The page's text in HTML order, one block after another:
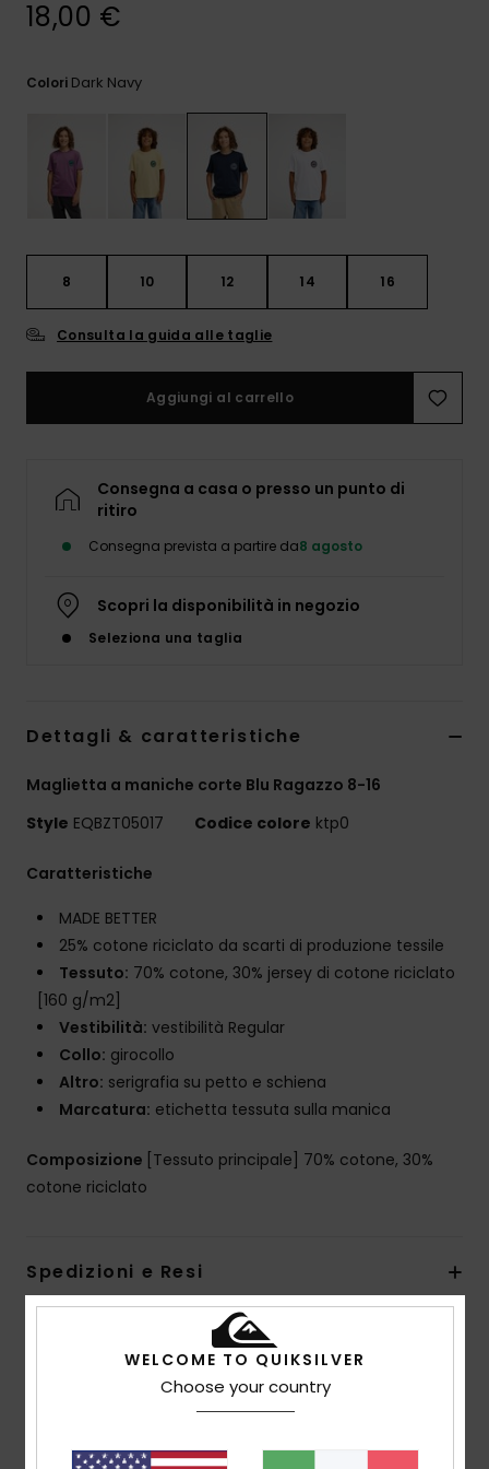
le FAQ
18,00 €
Colori Dark Navy
8 10 12 14 16
Consulta la guida alle taglie
Aggiungi al carrello
Consegna a casa o presso un punto di
ritiro
Consegna prevista a partire da8 agosto
Scopri la disponibilità in negozio
Seleziona una taglia
Dettagli & caratteristiche
Maglietta a maniche corte Blu Ragazzo 8-16
Style EQBZT05017 Codice colore ktp0
Caratteristiche
MADE BETTER
25% cotone riciclato da scarti di produzione tessile
Tessuto: 70% cotone, 30% jersey di cotone riciclato
[160 g/m2]
Vestibilità: vestibilità Regular
Collo: girocollo
Altro: serigrafia su petto e schiena
Marcatura: etichetta tessuta sulla manica
Composizione [Tessuto principale] 70% cotone, 30%
cotone riciclato
Spedizioni e Resi
Recensioni dei clienti
WELCOME TO QUIKSILVER
Choose your country